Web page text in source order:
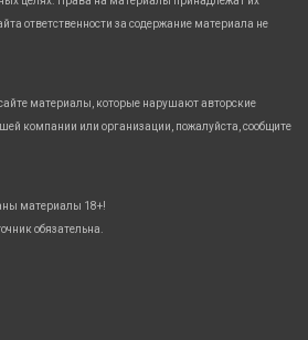
ответственности за содержание материала не
материалы, которые нарушают авторские
компании или организации, пожалуйста, сообщите
материалы 18+!
обязательна.